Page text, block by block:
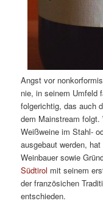
Angst vor
nie, in seinem Umfeld
folgerichtig, das auch
dem Mainstream folgt.
Weißweine im Stahl-
ausgebaut werden,
Weinbauer sowie
Südtirol mit seinem
der französichen
entschieden.